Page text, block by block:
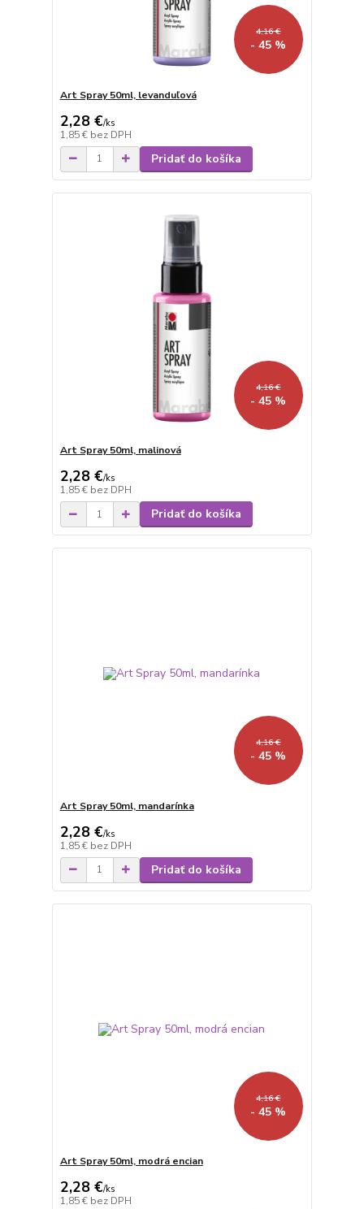
4,16 €
- 45 %
Art Spray 50ml, levanduľová
2,28 €/ks
1,85 € bez DPH
Pridať do košíka
4,16 €
- 45 %
Art Spray 50ml, malinová
2,28 €/ks
1,85 € bez DPH
Pridať do košíka
4,16 €
- 45 %
Art Spray 50ml, mandarínka
2,28 €/ks
1,85 € bez DPH
Pridať do košíka
4,16 €
- 45 %
Art Spray 50ml, modrá encian
2,28 €/ks
1,85 € bez DPH